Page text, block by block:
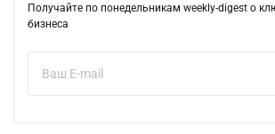
Получайте по понедельникам weekly-digest о
бизнеса